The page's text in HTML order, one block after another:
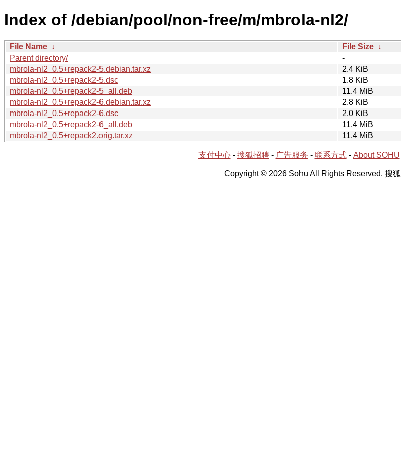
Index of /debian/pool/non-free/m/mbrola-nl2/
File Name ↓ File Size ↓
Parent directory/
-
mbrola-nl2_0.5+repack2-5.debian.tar.xz
2.4 KiB
mbrola-nl2_0.5+repack2-5.dsc
1.8 KiB
mbrola-nl2_0.5+repack2-5_all.deb
11.4 MiB
mbrola-nl2_0.5+repack2-6.debian.tar.xz
2.8 KiB
mbrola-nl2_0.5+repack2-6.dsc
2.0 KiB
mbrola-nl2_0.5+repack2-6_all.deb
11.4 MiB
mbrola-nl2_0.5+repack2.orig.tar.xz
11.4 MiB
支付中心- 搜狐招聘- 广告服务 - 联系方式- About SOHU
Copyright © 2026 Sohu All Rights Reserved. 搜狐